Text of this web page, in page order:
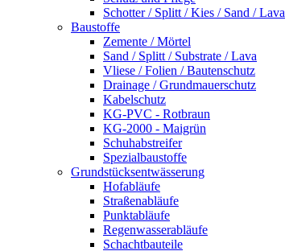
Schotter / Splitt / Kies / Sand / Lava
Baustoffe
Zemente / Mörtel
Sand / Splitt / Substrate / Lava
Vliese / Folien / Bautenschutz
Drainage / Grundmauerschutz
Kabelschutz
KG-PVC - Rotbraun
KG-2000 - Maigrün
Schuhabstreifer
Spezialbaustoffe
Grundstücksentwässerung
Hofabläufe
Straßenabläufe
Punktabläufe
Regenwasserabläufe
Schachtbauteile